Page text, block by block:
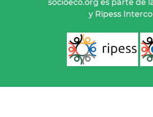
socioeco.org es parte de
y Ripess